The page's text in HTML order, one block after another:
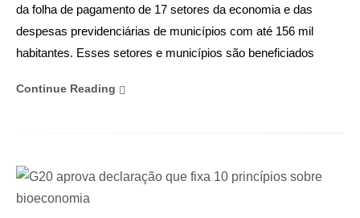
da folha de pagamento de 17 setores da economia e das
despesas previdenciárias de municípios com até 156 mil
habitantes. Esses setores e municípios são beneficiados
Continue Reading